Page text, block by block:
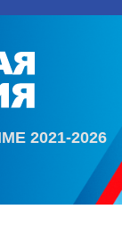
2021-2026